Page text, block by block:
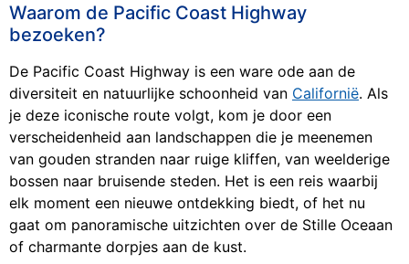
Waarom de Pacific Coast Highway
bezoeken?
De Pacific Coast Highway is een ware ode aan de
diversiteit en natuurlijke schoonheid van Californië. Als
je deze iconische route volgt, kom je door een
verscheidenheid aan landschappen die je meenemen
van gouden stranden naar ruige kliffen, van weelderige
bossen naar bruisende steden. Het is een reis waarbij
elk moment een nieuwe ontdekking biedt, of het nu
gaat om panoramische uitzichten over de Stille Oceaan
of charmante dorpjes aan de kust.